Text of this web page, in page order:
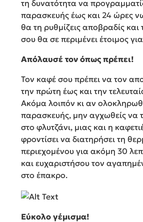
τη δυνατότητα να
παρασκευής έως και 24 ώρες
θα τη ρυθμίζεις αποβραδίς
σου θα σε περιμένει έτοιμος
Απόλαυσέ τον όπως πρέπει!
Τον καφέ σου πρέπει να τον
την πρώτη έως και την
Ακόμα λοιπόν κι αν
παρασκευής, μην αγχωθείς να
στο φλυτζάνι, μιας και η
φροντίσει να διατηρήσει τη
περιεχομένου για ακόμη 30
και ευχαριστήσου τον
στο έπακρο.
Εύκολο γέμισμα!